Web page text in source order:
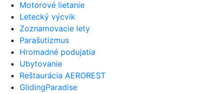
Motorové lietanie
Letecký výcvik
Zoznamovacie lety
Parašutizmus
Hromadné podujatia
Ubytovanie
Reštaurácia AEROREST
GlidingParadise